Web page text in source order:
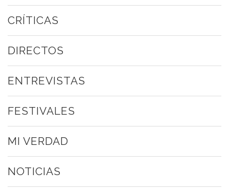
CRÍTICAS
DIRECTOS
ENTREVISTAS
FESTIVALES
MI VERDAD
NOTICIAS